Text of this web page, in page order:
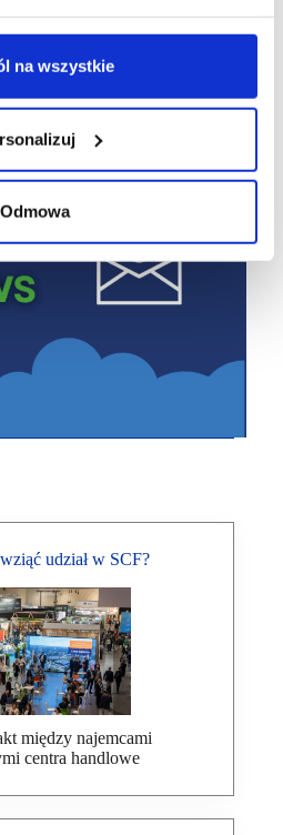
na wszystkie
Odmowa
udział w SCF?
między najemcami
centra handlowe